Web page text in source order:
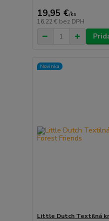
19,95 €/ks
16,22 € bez DPH
Novinka
Little Dutch Textilná